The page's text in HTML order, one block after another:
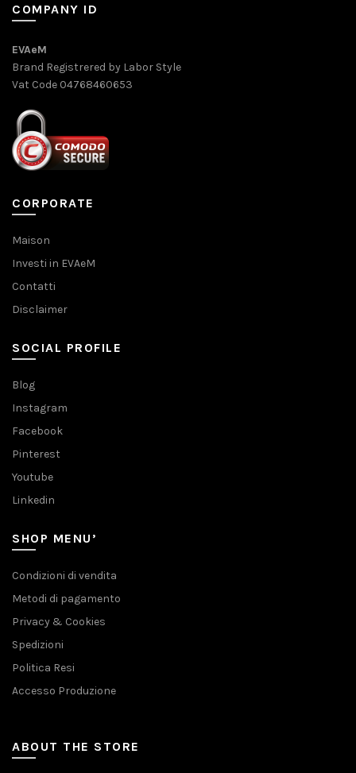
COMPANY ID
EVAeM
Brand Registrered by Labor Style
Vat Code 04768460653
CORPORATE
Maison
Investi in EVAeM
Contatti
Disclaimer
SOCIAL PROFILE
Blog
Instagram
Facebook
Pinterest
Youtube
Linkedin
SHOP MENU’
Condizioni di vendita
Metodi di pagamento
Privacy & Cookies
Spedizioni
Politica Resi
Accesso Produzione
ABOUT THE STORE